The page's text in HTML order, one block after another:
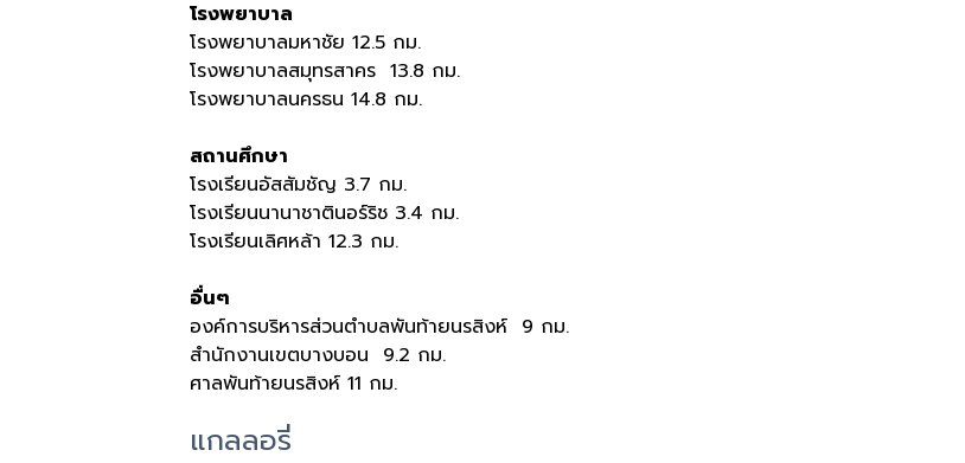
โรงพยาบาล
โรงพยาบาลมหาชัย 12.5 กม.
โรงพยาบาลสมุทรสาคร 13.8 กม.
โรงพยาบาลนครธน 14.8 กม.
สถานศึกษา
โรงเรียนอัสสัมชัญ 3.7 กม.
โรงเรียนนานาชาตินอร์ริช 3.4 กม.
โรงเรียนเลิศหล้า 12.3 กม.
อื่นๆ
องค์การบริหารส่วนตำบลพันท้ายนรสิงห์ 9 กม.
สำนักงานเขตบางบอน 9.2 กม.
ศาลพันท้ายนรสิงห์ 11 กม.
แกลลอรี่